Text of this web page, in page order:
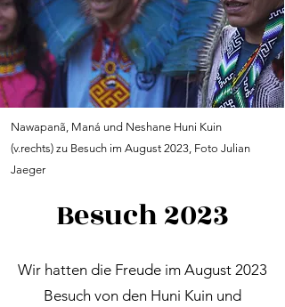
Nawapanã, Maná und Neshane Huni Kuin
(v.rechts) zu Besuch im August 2023, Foto Julian
Jaeger
Besuch 2023
Wir hatten die Freude im August 2023
Besuch von den Huni Kuin und